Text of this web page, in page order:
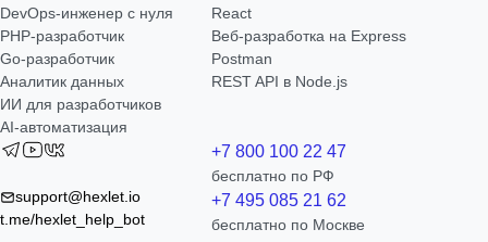
DevOps-инженер с нуля
РНР-разработчик
Go-разработчик
Аналитик данных
ИИ для разработчиков
AI-автоматизация
React
Веб-разработка на Express
Postman
REST API в Node.js
support@hexlet.io
t.me/hexlet_help_bot
+7 800 100 22 47
бесплатно по РФ
+7 495 085 21 62
бесплатно по Москве